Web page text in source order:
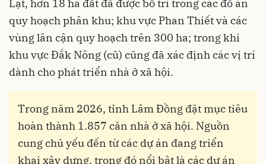
Lạt, hơn 18 ha đất đã được bố trí trong các đồ án
quy hoạch phân khu; khu vực Phan Thiết và các
vùng lân cận quy hoạch trên 300 ha; trong khi
khu vực Đắk Nông (cũ) cũng đã xác định các vị trí
dành cho phát triển nhà ở xã hội.
Trong năm 2026, tỉnh Lâm Đồng đặt mục tiêu
hoàn thành 1.857 căn nhà ở xã hội. Nguồn
cung chủ yếu đến từ các dự án đang triển
khai xây dựng, trong đó nổi bật là các dự án